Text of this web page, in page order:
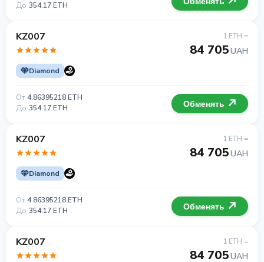
До 354.17 ETH
KZ007
Diamond
1 ETH =
84 705UAH
От 4.86395218 ETH
До 354.17 ETH Обменять
KZ007
Diamond
1 ETH =
84 705UAH
От 4.86395218 ETH
До 354.17 ETH Обменять
KZ007 1 ETH =
84 705UAH